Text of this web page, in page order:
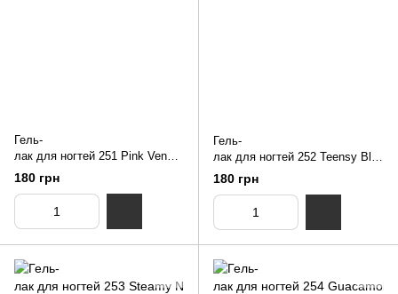
Гель-
лак для ногтей 251 Pink Venus
NUB 8 мл
180 грн
Гель-
лак для ногтей 252 Teensy Blue
NUB 8 мл
180 грн